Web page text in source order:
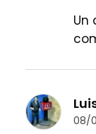
Un
08/